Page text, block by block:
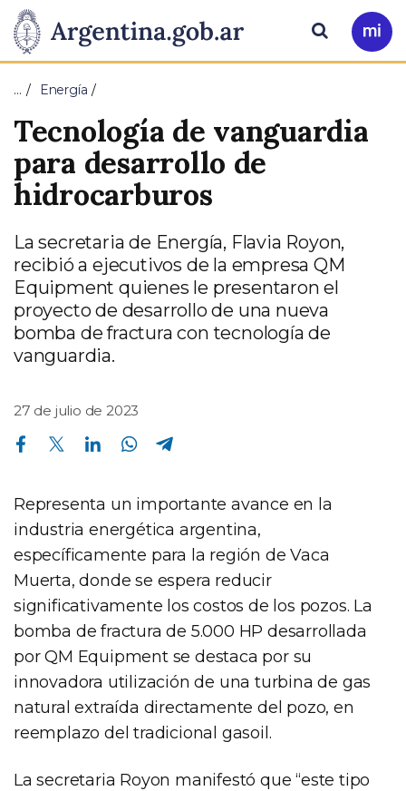
Presidencia
de
la
Nación
Pasar al contenido principal
Ir
a
Buscar
… Energía
Tecnología de vanguardia
para desarrollo de
hidrocarburos
La secretaria de Energía, Flavia Royon,
recibió a ejecutivos de la empresa QM
Equipment quienes le presentaron el
proyecto de desarrollo de una nueva
bomba de fractura con tecnología de
vanguardia.
27 de julio de 2023
Compartir en Facebook Compartir en Twitter Compartir en Linkedin Compartir en Whatsapp
Representa un importante avance en la
industria energética argentina,
específicamente para la región de Vaca
Muerta, donde se espera reducir
significativamente los costos de los pozos. La
bomba de fractura de 5.000 HP desarrollada
por QM Equipment se destaca por su
innovadora utilización de una turbina de gas
natural extraída directamente del pozo, en
reemplazo del tradicional gasoil.
La secretaria Royon manifestó que “este tipo